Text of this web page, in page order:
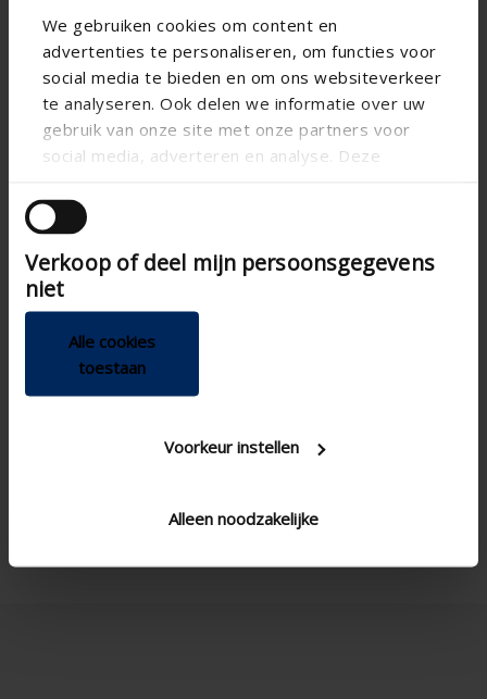
We gebruiken cookies om content en
advertenties te personaliseren, om functies voor
social media te bieden en om ons websiteverkeer
te analyseren. Ook delen we informatie over uw
gebruik van onze site met onze partners voor
social media, adverteren en analyse. Deze
andere informatie die u aan ze heeft verstrekt of
die ze hebben verzameld op basis van uw gebruik
van hun services.
Verkoop of deel mijn persoonsgegevens
niet
Alle cookies
toestaan
Voorkeur instellen
Alleen noodzakelijke